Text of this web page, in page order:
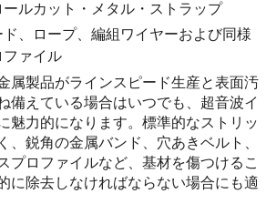
ルカット・メタル・ストラップ
、ロープ、編組ワイヤーおよび同様
ァイル
属製品がラインスピード生産と表面汚
備えている場合はいつでも、超音波イ
魅力的になります。標準的なストリッ
、鋭角の金属バンド、穴あきベルト、
プロファイルなど、基材を傷つけるこ
に除去しなければならない場合にも適